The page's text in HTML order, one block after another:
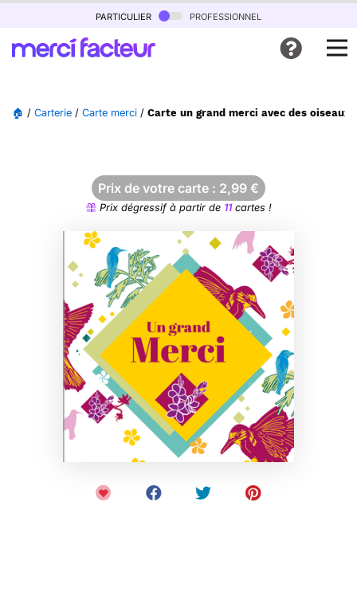
particulier professionnel
🏠 / Carterie / Carte merci / Carte un grand merci avec des oiseaux
Prix de votre carte : 2,99 €
Prix dégressif à partir de 11cartes !